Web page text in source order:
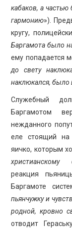
кабаков, а
гармонию»).
кругу,
Баргамота было
ему попадается
до свету
наклюкался, было
Служебный
Баргамотом
нежданного
еле стоящий на
яичко, которым
христианскому
реакция
Баргамоте
пьянчужку и
родной, кровно
отводит